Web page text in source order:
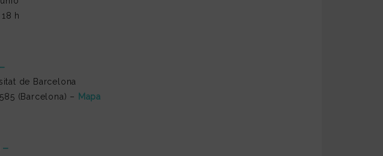
h
–
de Barcelona
(Barcelona) – Mapa
–